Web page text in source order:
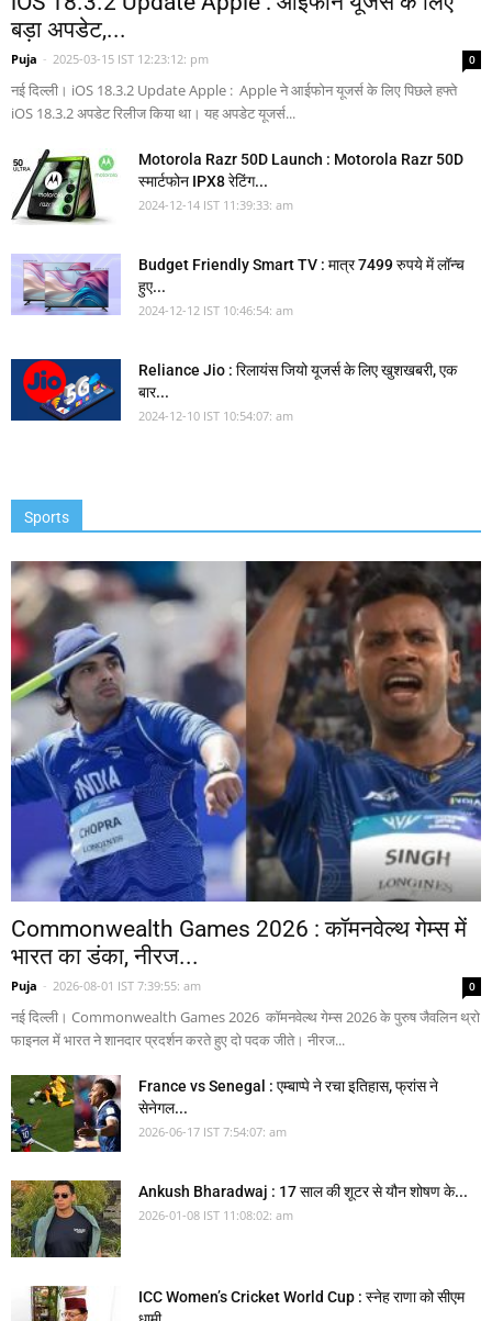
बड़ा अपडेट,...
Puja - 2025-03-15 IST 12:23:12: pm 0
नई दिल्ली। iOS 18.3.2 Update Apple : Apple ने आईफोन यूजर्स के लिए पिछले हफ्ते
iOS 18.3.2 अपडेट रिलीज किया था। यह अपडेट यूजर्स...
Motorola Razr 50D Launch : Motorola Razr 50D
स्मार्टफोन IPX8 रेटिंग...
2024-12-14 IST 11:39:33: am
Budget Friendly Smart TV : मात्र 7499 रुपये में लॉन्च
हुए...
2024-12-12 IST 10:46:54: am
Reliance Jio : रिलायंस जियो यूजर्स के लिए खुशखबरी, एक
बार...
2024-12-10 IST 10:54:07: am
Sports
Commonwealth Games 2026 : कॉमनवेल्थ गेम्स में
भारत का डंका, नीरज...
Puja - 2026-08-01 IST 7:39:55: am 0
नई दिल्ली। Commonwealth Games 2026 कॉमनवेल्थ गेम्स 2026 के पुरुष जैवलिन थ्रो
फाइनल में भारत ने शानदार प्रदर्शन करते हुए दो पदक जीते। नीरज...
France vs Senegal : एम्बाप्पे ने रचा इतिहास, फ्रांस ने
सेनेगल...
2026-06-17 IST 7:54:07: am
Ankush Bharadwaj : 17 साल की शूटर से यौन शोषण के...
2026-01-08 IST 11:08:02: am
ICC Women’s Cricket World Cup : स्नेह राणा को सीएम